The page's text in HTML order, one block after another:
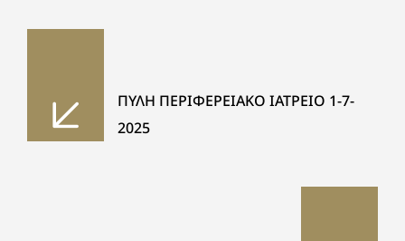
ΠΥΛΗ ΠΕΡΙΦΕΡΕΙΑΚΟ ΙΑΤΡΕΙΟ 1-7-
2025